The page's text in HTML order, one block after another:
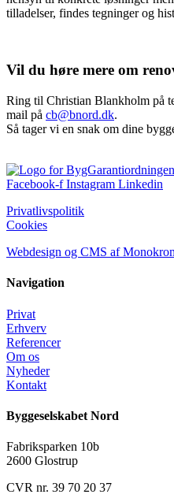
tilladelser, findes tegninger og
Vil du høre mere om
Ring til Christian Blankholm på
mail på cb@bnord.dk.
Så tager vi en snak om dine
Facebook-f Instagram Linkedin
Privatlivspolitik
Cookies
Webdesign og CMS af
Navigation
Privat
Erhverv
Referencer
Om os
Nyheder
Kontakt
Byggeselskabet Nord
Fabriksparken 10b
2600 Glostrup
CVR nr. 39 70 20 37